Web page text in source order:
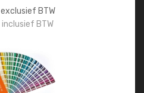
exclusief BTW
inclusief BTW